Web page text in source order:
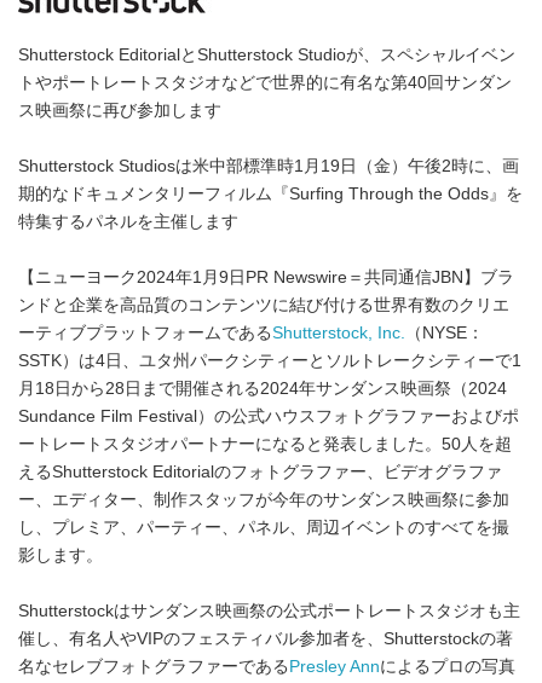
Shutterstock EditorialとShutterstock Studioが、スペシャルイベン
トやポートレートスタジオなどで世界的に有名な第40回サンダン
ス映画祭に再び参加します
Shutterstock Studiosは米中部標準時1月19日（金）午後2時に、画
期的なドキュメンタリーフィルム『Surfing Through the Odds』を
特集するパネルを主催します
【ニューヨーク2024年1月9日PR Newswire＝共同通信JBN】ブラ
ンドと企業を高品質のコンテンツに結び付ける世界有数のクリエ
ーティブプラットフォームであるShutterstock, Inc. （NYSE：
SSTK）は4日、ユタ州パークシティーとソルトレークシティーで1
月18日から28日まで開催される2024年サンダンス映画祭（2024
Sundance Film Festival）の公式ハウスフォトグラファーおよびポ
ートレートスタジオパートナーになると発表しました。50人を超
えるShutterstock Editorialのフォトグラファー、ビデオグラファ
ー、エディター、制作スタッフが今年のサンダンス映画祭に参加
し、プレミア、パーティー、パネル、周辺イベントのすべてを撮
影します。
Shutterstockはサンダンス映画祭の公式ポートレートスタジオも主
催し、有名人やVIPのフェスティバル参加者を、Shutterstockの著
名なセレブフォトグラファーである Presley Annによるプロの写真